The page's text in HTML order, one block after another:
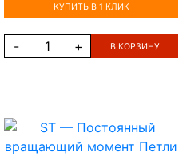
КУПИТЬ В 1 КЛИК
- + В КОРЗИНУ